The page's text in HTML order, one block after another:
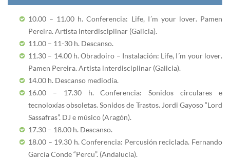
10.00 – 11.00 h. Conferencia: Life, I´m your lover. Pamen
Pereira. Artista interdisciplinar (Galicia).
11.00 – 11-30 h. Descanso.
11.30 – 14.00 h. Obradoiro – Instalación: Life, I´m your lover.
Pamen Pereira. Artista interdisciplinar (Galicia).
14.00 h. Descanso mediodía.
16.00 – 17.30 h. Conferencia: Sonidos circulares e
tecnoloxías obsoletas. Sonidos de Trastos. Jordi Gayoso “Lord
Sassafras”. DJ e músico (Aragón).
17.30 – 18.00 h. Descanso.
18.00 – 19.30 h. Conferencia: Percusión reciclada. Fernando
García Conde “Percu”. (Andalucía).